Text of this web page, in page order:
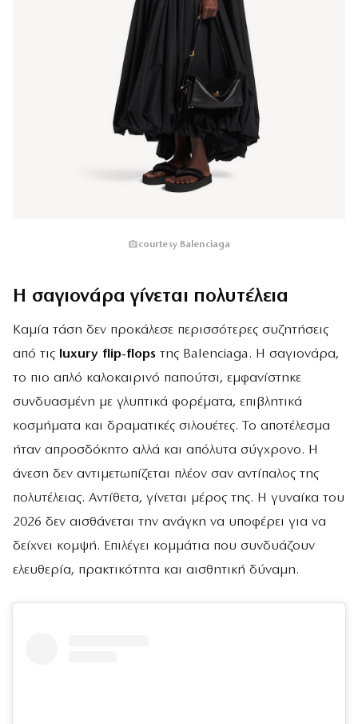
courtesy Balenciaga
Η σαγιονάρα γίνεται πολυτέλεια
Καμία τάση δεν προκάλεσε περισσότερες συζητήσεις
από τις luxury flip-flops της Balenciaga. Η σαγιονάρα,
το πιο απλό καλοκαιρινό παπούτσι, εμφανίστηκε
συνδυασμένη με γλυπτικά φορέματα, επιβλητικά
κοσμήματα και δραματικές σιλουέτες. Το αποτέλεσμα
ήταν απροσδόκητο αλλά και απόλυτα σύγχρονο. Η
άνεση δεν αντιμετωπίζεται πλέον σαν αντίπαλος της
πολυτέλειας. Αντίθετα, γίνεται μέρος της. Η γυναίκα του
2026 δεν αισθάνεται την ανάγκη να υποφέρει για να
δείχνει κομψή. Επιλέγει κομμάτια που συνδυάζουν
ελευθερία, πρακτικότητα και αισθητική δύναμη.